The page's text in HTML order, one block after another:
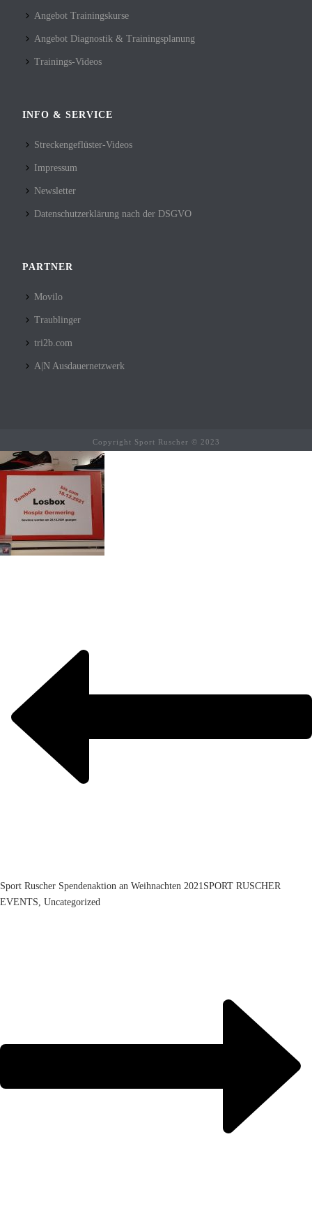
Angebot Trainingskurse
Angebot Diagnostik & Trainingsplanung
Trainings-Videos
INFO & SERVICE
Streckengeflüster-Videos
Impressum
Newsletter
Datenschutzerklärung nach der DSGVO
PARTNER
Movilo
Traublinger
tri2b.com
A|N Ausdauernetzwerk
Copyright Sport Ruscher © 2023
Sport Ruscher Spendenaktion an Weihnachten 2021SPORT RUSCHER
EVENTS, Uncategorized